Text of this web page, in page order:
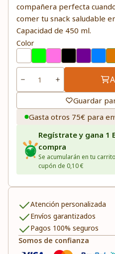
compañera perfecta
comer tu snack saludable
Capacidad de 450 ml.
Color
Guardar
Gasta otros 75€ para
Regístrate y gana 1
compra
Se acumularán en tu
cupón de 0,10 €
Atención personalizada
Envíos garantizados
Pagos 100% seguros
Somos de confianza